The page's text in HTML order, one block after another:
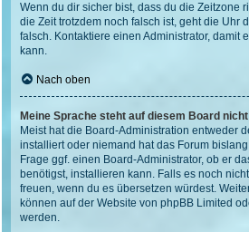
Wenn du dir sicher bist, dass du die Zeitzone
die Zeit trotzdem noch falsch ist, geht die Uhr
falsch. Kontaktiere einen Administrator, damit
kann.
Nach oben
Meine Sprache steht auf diesem Board
Meist hat die Board-Administration entweder
installiert oder niemand hat das Forum
Frage ggf. einen Board-Administrator, ob er
benötigst, installieren kann. Falls es noch
freuen, wenn du es übersetzen würdest.
können auf der Website von phpBB Limited
werden.